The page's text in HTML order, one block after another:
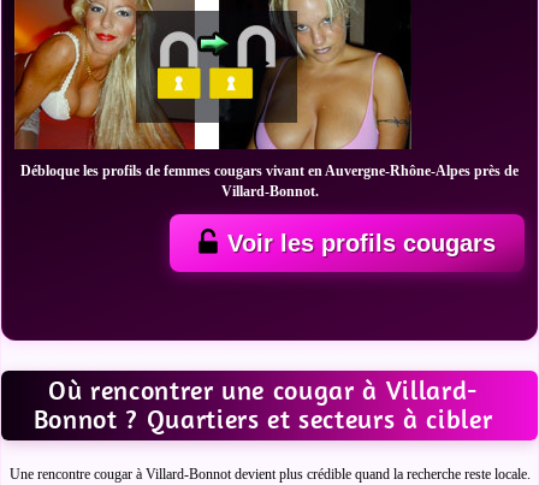
Débloque les profils de femmes cougars vivant en Auvergne-Rhône-Alpes près de
Villard-Bonnot.
Voir les profils cougars
Où rencontrer une cougar à Villard-
Bonnot ? Quartiers et secteurs à cibler
Une rencontre cougar à Villard-Bonnot devient plus crédible quand la recherche reste locale.